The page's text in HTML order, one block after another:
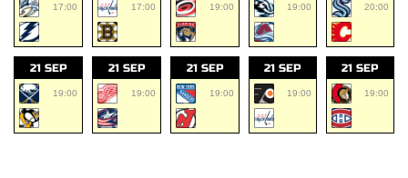
17:00 17:00 19:00 19:00 20:00
21 SEP
19:00
21 SEP
19:00
21 SEP
19:00
21 SEP
19:00
21 SEP
19:00